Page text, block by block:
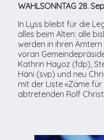
WAHLSONNTAG 28.
In Lyss bleibt für die
alles beim Alten: alle
werden in ihren
voran
Kathrin Hayoz (fdp),
Häni (svp) und neu
mit der Liste «Zäme
abtretenden Rolf